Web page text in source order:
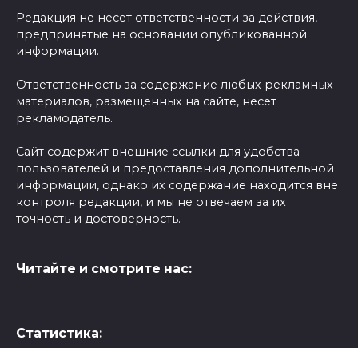
Редакция не несет ответственности за действия,
предпринятые на основании опубликованной
информации.
Ответственность за содержание любых рекламных
материалов, размещенных на сайте, несет
рекламодатель.
Сайт содержит внешние ссылки для удобства
пользователей и предоставления дополнительной
информации, однако их содержание находится вне
контроля редакции, и мы не отвечаем за их
точность и достоверность.
Читайте и смотрите нас:
Статистика: